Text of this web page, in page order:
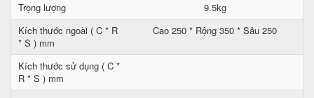
Trọng lượng
9.5kg
Kích thước ngoài ( C * R
* S ) mm
Cao 250 * Rộng 350 * Sâu 250
Kích thước sử dụng ( C *
R * S ) mm